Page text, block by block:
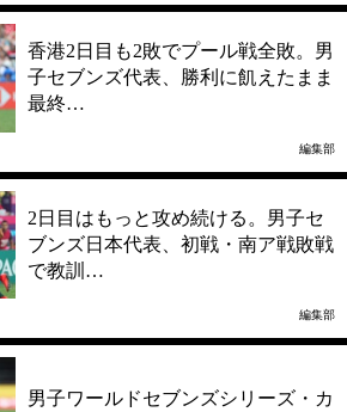
香港2日目も2敗でプール戦全敗。男
子セブンズ代表、勝利に飢えたまま
最終…
編集部
2日目はもっと攻め続ける。男子セ
ブンズ日本代表、初戦・南ア戦敗戦
で教訓…
編集部
男子ワールドセブンズシリーズ・カ